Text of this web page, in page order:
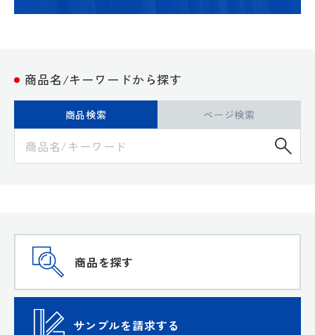
商品名/キーワードから探す
商品検索 ページ検索
商品を探す
サンプルを請求する